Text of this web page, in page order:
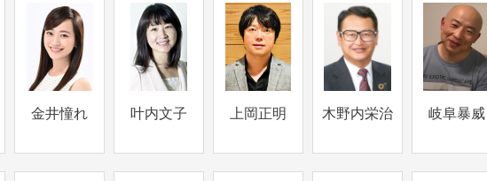
金井憧れ 叶内文子 上岡正明 木野内栄治 岐阜暴威